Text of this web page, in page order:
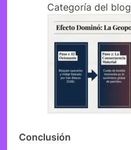
Categoría del blog
Conclusión